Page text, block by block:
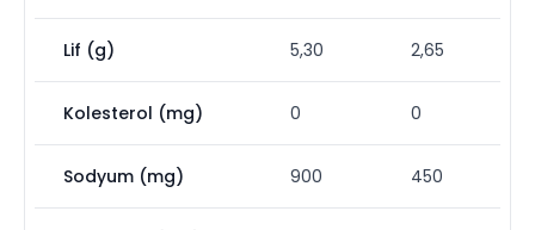
Lif (g) 5,30 2,65
Kolesterol (mg) 0 0
Sodyum (mg) 900 450